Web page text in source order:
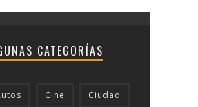
CATEGORÍAS
Cine Ciudad